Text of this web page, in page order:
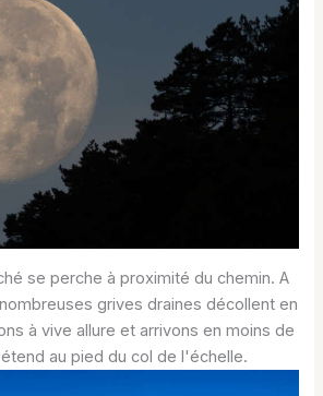
se perche à proximité du chemin. A
grives draines décollent en
à vive allure et arrivons en moins de
au pied du col de l'échelle.